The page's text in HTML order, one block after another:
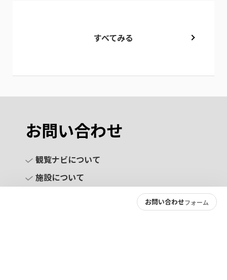
お問い合わせフォーム
すべてみる
お問い合わせ
観覧ナビについて
施設について